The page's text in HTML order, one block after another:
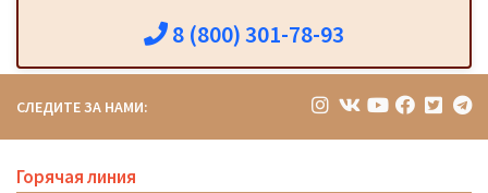
8 (800) 301-78-93
СЛЕДИТЕ ЗА НАМИ:
Горячая линия